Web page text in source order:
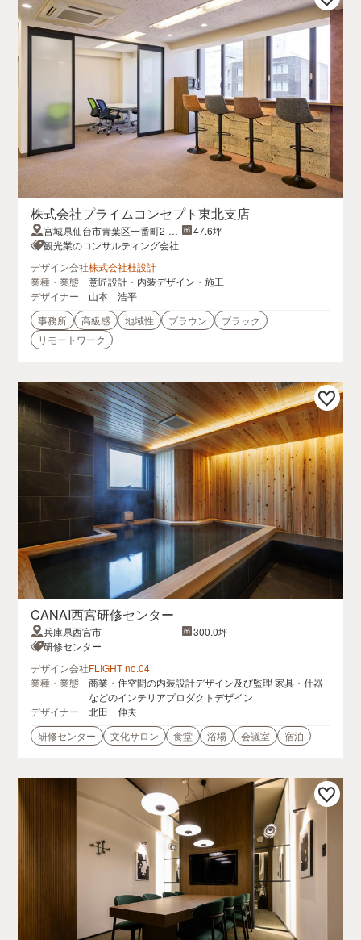
株式会社プライムコンセプト東北支店
宮城県仙台市青葉区一番町2-5-
22GC青葉通りプラザ 9F
47.6坪
観光業のコンサルティング会社
デザイン会社株式会社杜設計
業種・業態
意匠設計・内装デザイン・施工
デザイナー
山本 浩平
事務所
高級感 地域性 ブラウン
ブラック
リモートワーク
CANAI西宮研修センター
兵庫県西宮市
300.0坪
研修センター
デザイン会社FLIGHT no.04
業種・業態
商業・住空間の内装設計デザイン及び監理 家具・什器
などのインテリアプロダクトデザイン
デザイナー
北田 伸夫
研修センター
文化サロン 食堂 浴場 会議室 宿泊